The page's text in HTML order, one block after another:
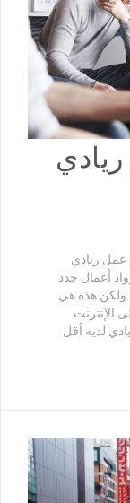
ريادي
أعمال جدد
ولكن هذه هي
الإنترنت
لديه أقل